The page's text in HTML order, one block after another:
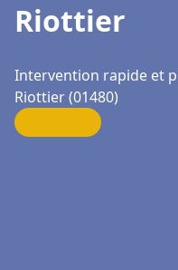
Riottier
Intervention rapide et
Riottier (01480)